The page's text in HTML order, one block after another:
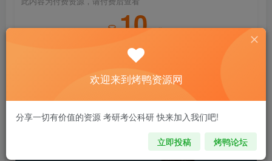
10积分
注意 请看本条重要信息： 解压密码:zy.kypeople.cn
请先登录再购买，购买后刷新页面即可，链接如果失效，请加客
欢迎来到烤鸭资源网
分享一切有价值的资源 考研考公科研 快来加入我们吧!
立即投稿 烤鸭论坛